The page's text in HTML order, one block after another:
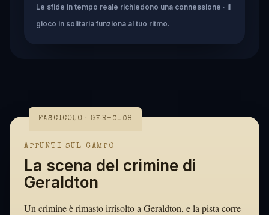
Le sfide in tempo reale richiedono una connessione · il
gioco in solitaria funziona al tuo ritmo.
FASCICOLO · GER-0108
APPUNTI SUL CAMPO
La scena del crimine di
Geraldton
Un crimine è rimasto irrisolto a Geraldton, e la pista corre